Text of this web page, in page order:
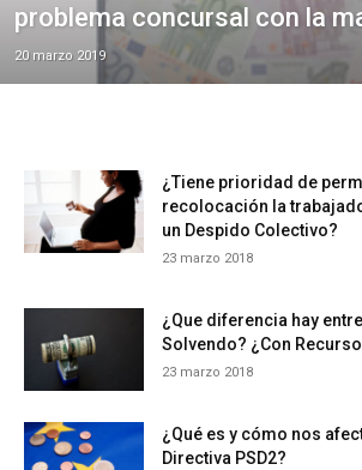
problema concursal con la
20 marzo 2019
¿Tiene prioridad de
recolocación la
un Despido Colectivo?
23 marzo 2018
¿Que diferencia hay
Solvendo? ¿Con
23 marzo 2018
¿Qué es y cómo nos
Directiva PSD2?